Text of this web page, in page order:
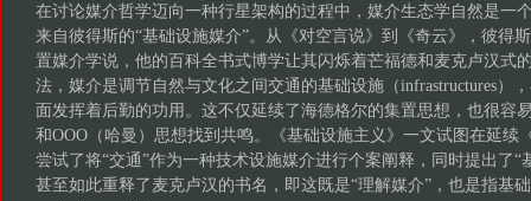
在讨论媒介哲学迈向一种行星架构的过程中，媒介生态学自然是一
来自彼得斯的“基础设施媒介”。从《对空言说》到《奇云》，彼得
置媒介学说，他的百科全书式博学让其闪烁着芒福德和麦克卢汉式
法，媒介是调节自然与文化之间交通的基础设施（infrastructures）
面发挥着后勤的功用。这不仅延续了海德格尔的集置思想，也很容
和OOO（哈曼）思想找到共鸣。《基础设施主义》一文试图在延续
尝试了将“交通”作为一种技术设施媒介进行个案阐释，同时提出了“
甚至如此重释了麦克卢汉的书名，即这既是“理解媒介”，也是指基